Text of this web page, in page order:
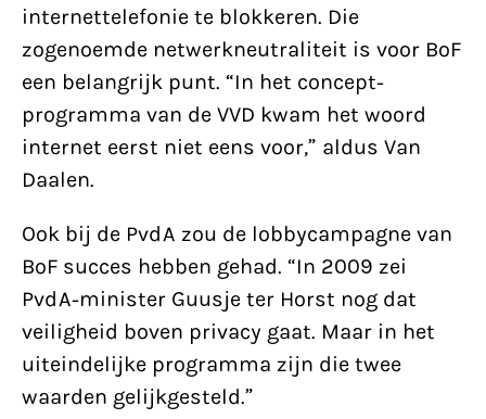
internettelefonie te blokkeren. Die
zogenoemde netwerkneutraliteit is voor BoF
een belangrijk punt. “In het concept-
programma van de VVD kwam het woord
internet eerst niet eens voor,” aldus Van
Daalen.
Ook bij de PvdA zou de lobbycampagne van
BoF succes hebben gehad. “In 2009 zei
PvdA-minister Guusje ter Horst nog dat
veiligheid boven privacy gaat. Maar in het
uiteindelijke programma zijn die twee
waarden gelijkgesteld.”